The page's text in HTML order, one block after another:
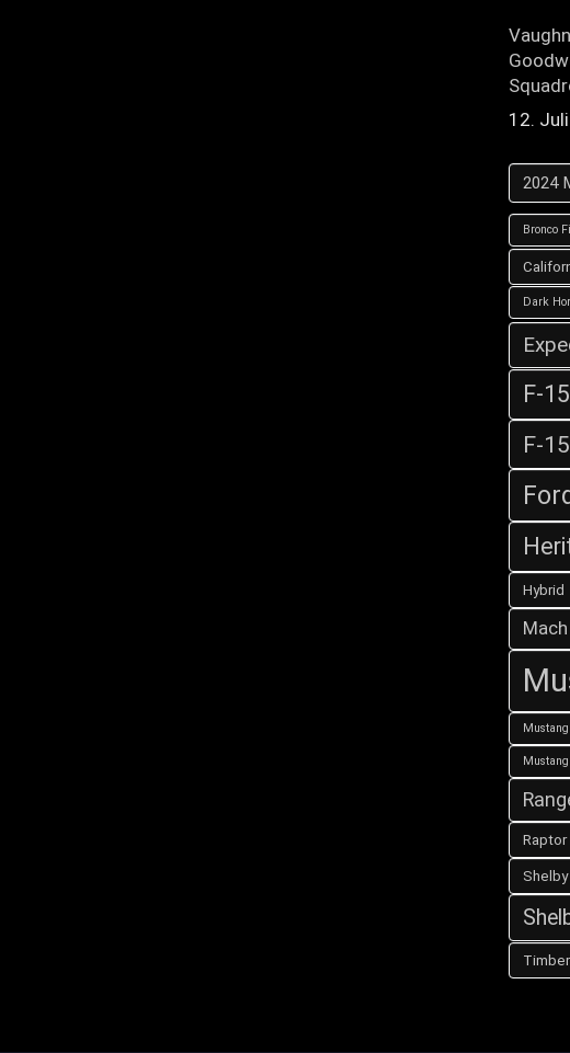
12.
2024
Bronco
Dark
F-
F-
Hybrid
Mach
Raptor